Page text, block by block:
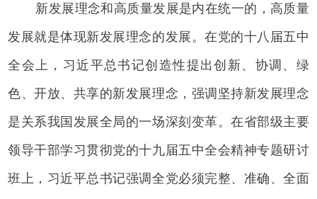
新发展理念和高质量发展是内在统一的，高质量
发展就是体现新发展理念的发展。在党的十八届五中
全会上，习近平总书记创造性提出创新、协调、绿
色、开放、共享的新发展理念，强调坚持新发展理念
是关系我国发展全局的一场深刻变革。在省部级主要
领导干部学习贯彻党的十九届五中全会精神专题研讨
班上，习近平总书记强调全党必须完整、准确、全面